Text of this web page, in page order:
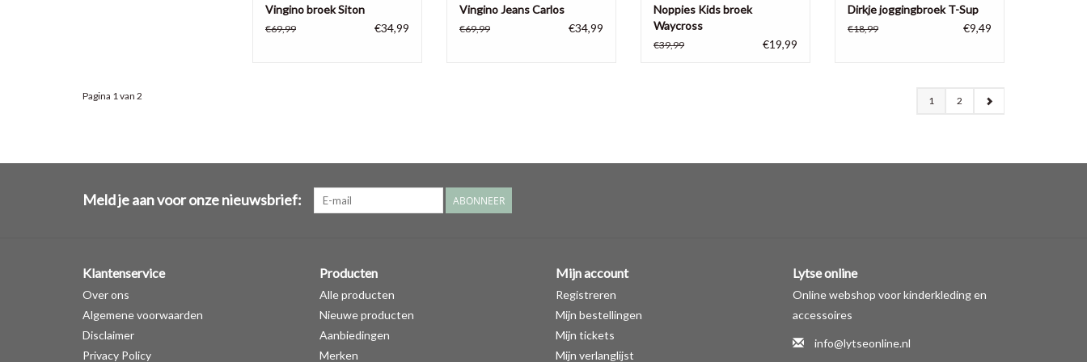
Vingino broek Siton
€69,99 €34,99
Vingino Jeans Carlos
€69,99 €34,99
Noppies Kids broek
Waycross
€39,99 €19,99
Dirkje joggingbroek T-Sup
€18,99 €9,49
Pagina 1 van 2 1 2
Meld je aan voor onze nieuwsbrief: ABONNEER
Klantenservice
Over ons
Algemene voorwaarden
Disclaimer
Privacy Policy
Producten
Alle producten
Nieuwe producten
Aanbiedingen
Merken
Mijn account
Registreren
Mijn bestellingen
Mijn tickets
Mijn verlanglijst
Lytse online
Online webshop voor kinderkleding en
accessoires
info@lytseonline.nl